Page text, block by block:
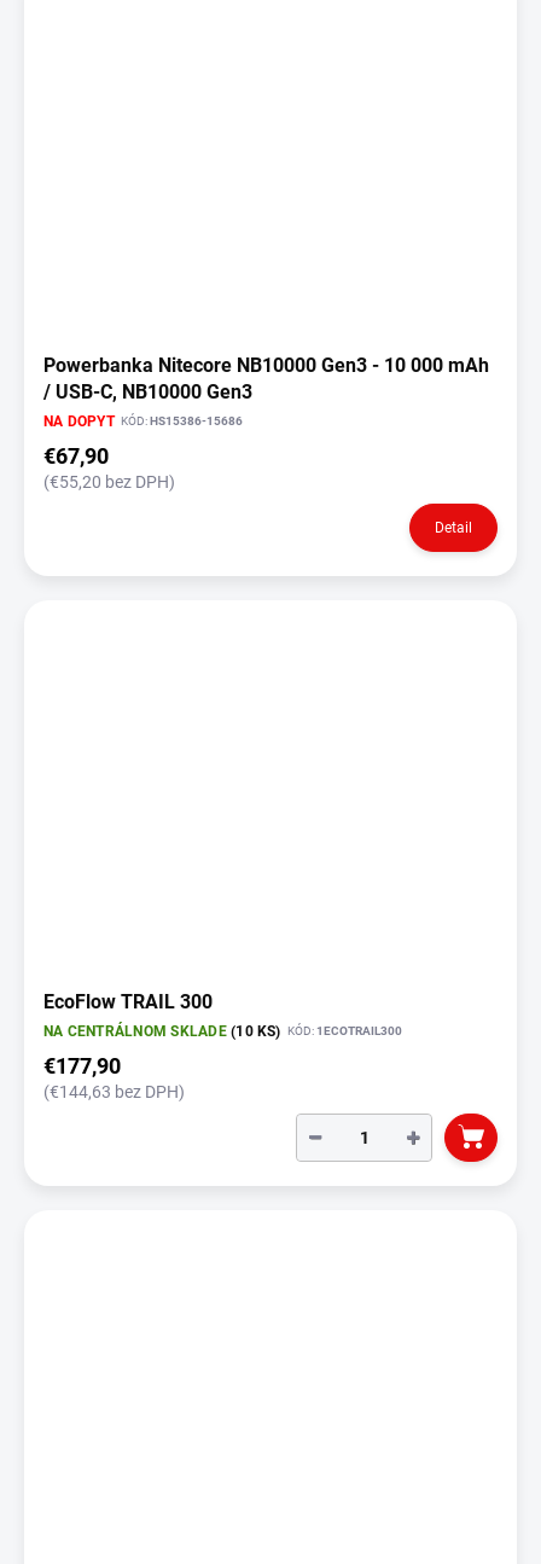
Powerbanka Nitecore NB10000 Gen3 - 10 000 mAh
/ USB-C, NB10000 Gen3
NA DOPYT KÓD:HS15386-15686
€67,90
(€55,20 bez DPH)
Detail
EcoFlow TRAIL 300
NA CENTRÁLNOM SKLADE(10 KS) KÓD:1ECOTRAIL300
€177,90
(€144,63 bez DPH)
+
−